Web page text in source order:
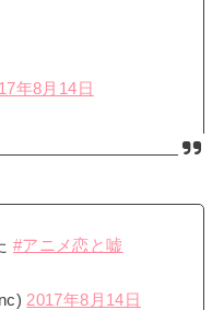
年8月14日
#アニメ恋と嘘
2017年8月14日